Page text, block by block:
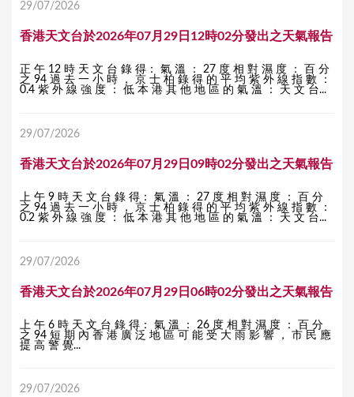
a
e
e
29/07/2026
香港天文台於2026年07月29日12時02分發出之天氣報告
正 午 12 時 天 文 台 錄 得： 氣 溫 ： 27 度 相 對 濕 度 ： 百 分
之 94 過 去 一 小 時 ， 京 士 柏 錄 得 的 平 均 紫 外 線 指 數 ：
0.4 紫 外 線 強 度 ： 低 本 港 其 他 地 區 的 氣 溫 ： 天 文 台...
29/07/2026
香港天文台於2026年07月29日09時02分發出之天氣報告
上 午 9 時 天 文 台 錄 得： 氣 溫 ： 27 度 相 對 濕 度 ： 百 分
之 94 過 去 一 小 時 ， 京 士 柏 錄 得 的 平 均 紫 外 線 指 數 ：
0.2 紫 外 線 強 度 ： 低 本 港 其 他 地 區 的 氣 溫 ： 天 文 台...
29/07/2026
香港天文台於2026年07月29日06時02分發出之天氣報告
上 午 6 時 天 文 台 錄 得： 氣 溫 ： 26 度 相 對 濕 度 ： 百 分
之 94 短 期 內 香 港 廣 泛 地 區 可 能 受 大 雨 影 響 ， 市 民 應
提 高 警 覺...
29/07/2026